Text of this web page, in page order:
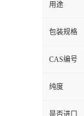
用途
包装规格
CAS编号
纯度
是否进口